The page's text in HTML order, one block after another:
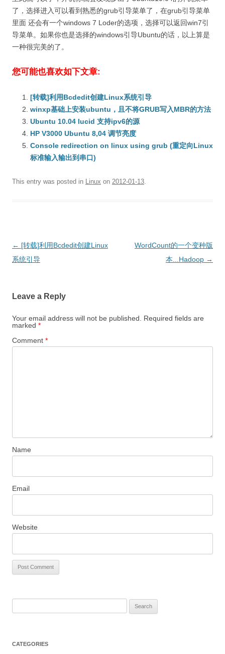
了，选择进入可以看到熟悉的grub引导菜单了，在grub引导菜单
里面 还会有一个windows 7 Loder的选项，选择可以返回win7引
导菜单。如果你也是选择的windows引导Ubuntu的话，以上算是
一种很完美的了。
您可能也喜欢如下文章:
[转载]利用Bcdedit创建Linux系统引导
winxp基础上安装ubuntu，且不将GRUB写入MBR的方法
Ubuntu 10.04 lucid 支持ipv6的源
HP V3000 Ubuntu 8,04 调节亮度
Console redirection on linux using grub (重定向Linux
标准输入输出到串口)
This entry was posted in Linux on 2012-01-13.
Post
navigation
← [转载]利用Bcdedit创建Linux
系统引导
WordCount的一个变种版
本...Hadoop →
Leave a Reply
Your email address will not be published.
Required fields are
marked *
Comment *
Name
Email
Website
r
CATEGORIES